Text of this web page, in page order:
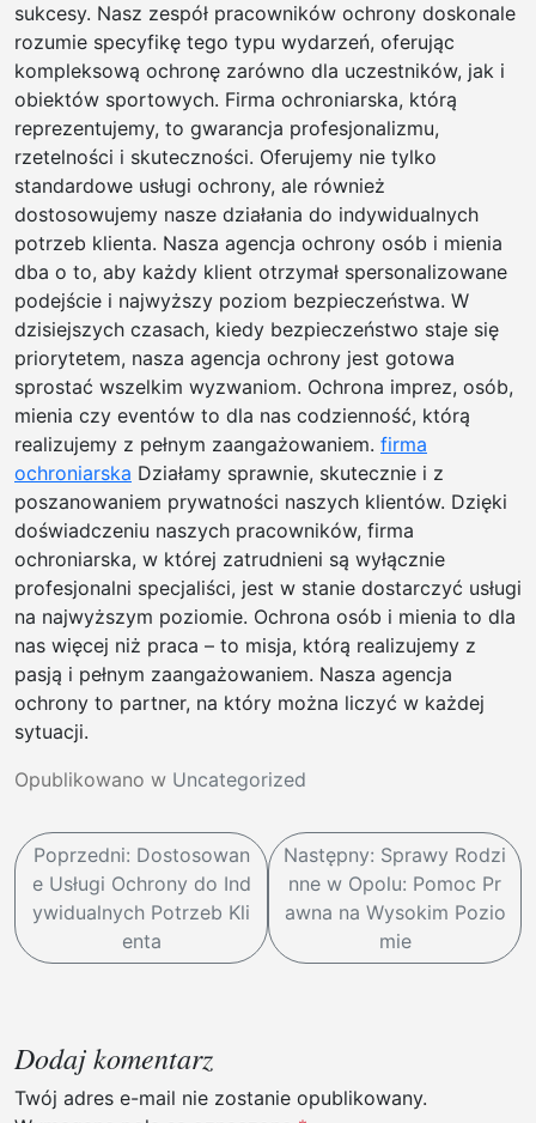
sukcesy. Nasz zespół pracowników ochrony doskonale
rozumie specyfikę tego typu wydarzeń, oferując
kompleksową ochronę zarówno dla uczestników, jak i
obiektów sportowych. Firma ochroniarska, którą
reprezentujemy, to gwarancja profesjonalizmu,
rzetelności i skuteczności. Oferujemy nie tylko
standardowe usługi ochrony, ale również
dostosowujemy nasze działania do indywidualnych
potrzeb klienta. Nasza agencja ochrony osób i mienia
dba o to, aby każdy klient otrzymał spersonalizowane
podejście i najwyższy poziom bezpieczeństwa. W
dzisiejszych czasach, kiedy bezpieczeństwo staje się
priorytetem, nasza agencja ochrony jest gotowa
sprostać wszelkim wyzwaniom. Ochrona imprez, osób,
mienia czy eventów to dla nas codzienność, którą
realizujemy z pełnym zaangażowaniem. firma
ochroniarska Działamy sprawnie, skutecznie i z
poszanowaniem prywatności naszych klientów. Dzięki
doświadczeniu naszych pracowników, firma
ochroniarska, w której zatrudnieni są wyłącznie
profesjonalni specjaliści, jest w stanie dostarczyć usługi
na najwyższym poziomie. Ochrona osób i mienia to dla
nas więcej niż praca – to misja, którą realizujemy z
pasją i pełnym zaangażowaniem. Nasza agencja
ochrony to partner, na który można liczyć w każdej
sytuacji.
Opublikowano w Uncategorized
N
w
i
c
j
Poprzedni: Dostosowan
e Usługi Ochrony do Ind
ywidualnych Potrzeb Kli
enta
Następny: Sprawy Rodzi
nne w Opolu: Pomoc Pr
awna na Wysokim Pozio
mie
Dodaj komentarz
Twój adres e-mail nie zostanie opublikowany.